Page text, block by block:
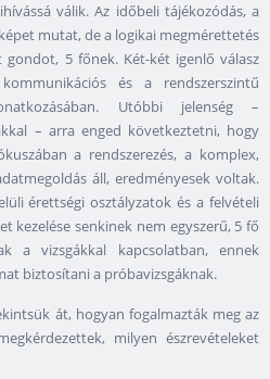
válik. Az időbeli tájékozódás, a
mutat, de a logikai megmérettetés
5 főnek. Két-két igenlő válasz
és a rendszerszintű
Utóbbi jelenség –
– arra enged következtetni, hogy
a rendszerezés, a komplex,
áll, eredményesek voltak.
érettségi osztályzatok és a felvételi
kezelése senkinek nem egyszerű, 5 fő
a vizsgákkal kapcsolatban, ennek
biztosítani a próbavizsgáknak.
át, hogyan fogalmazták meg az
milyen észrevételeket